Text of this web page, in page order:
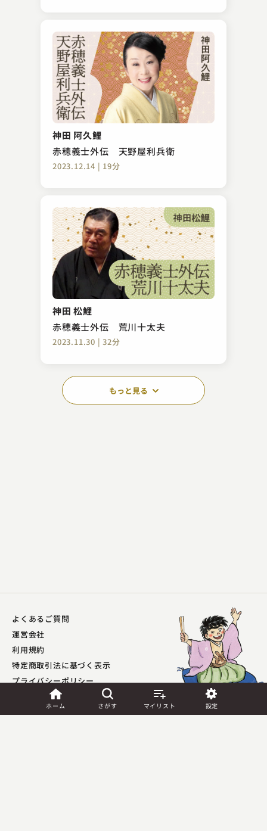
ホーム さがす マイリスト 設定
神田 阿久鯉
赤穂義士外伝 天野屋利兵衛
2023.12.14 | 19分
神田 松鯉
赤穂義士外伝 荒川十太夫
2023.11.30 | 32分
もっと見る
よくあるご質問
運営会社
利用規約
特定商取引法に基づく表示
プライバシーポリシー​
外部送信ポリシー